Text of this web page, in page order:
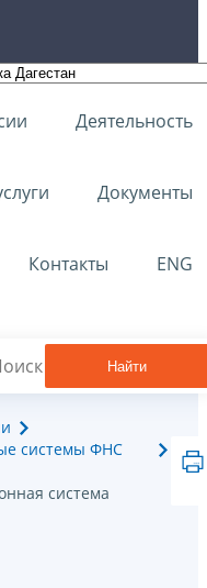
Деятельность
Документы
Контакты ENG
Найти
системы ФНС
система